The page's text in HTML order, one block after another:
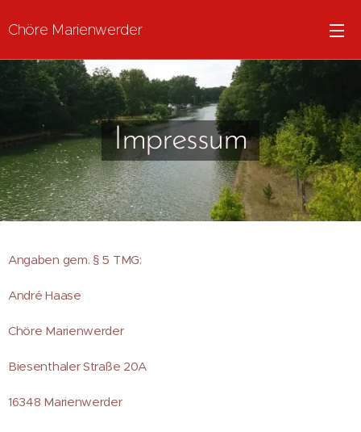
Chöre Marienwerder
Impressum
Angaben gem. § 5 TMG:
André Haase
Chöre Marienwerder
Biesenthaler Straße 20A
16348 Marienwerder